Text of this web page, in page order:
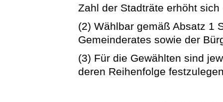
Zahl der Stadträte erhöht
(2) Wählbar gemäß Absatz 1
Gemeinderates sowie der
(3) Für die Gewählten sind
deren Reihenfolge